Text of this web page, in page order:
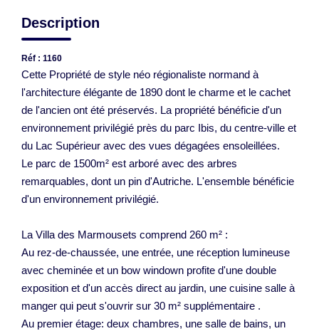
Description
Réf : 1160
Cette Propriété de style néo régionaliste normand à
l'architecture élégante de 1890 dont le charme et le cachet
de l'ancien ont été préservés. La propriété bénéficie d'un
environnement privilégié près du parc Ibis, du centre-ville et
du Lac Supérieur avec des vues dégagées ensoleillées.
Le parc de 1500m² est arboré avec des arbres
remarquables, dont un pin d'Autriche. L'ensemble bénéficie
d'un environnement privilégié.
La Villa des Marmousets comprend 260 m² :
Au rez-de-chaussée, une entrée, une réception lumineuse
avec cheminée et un bow windown profite d'une double
exposition et d'un accès direct au jardin, une cuisine salle à
manger qui peut s'ouvrir sur 30 m² supplémentaire .
Au premier étage: deux chambres, une salle de bains, un